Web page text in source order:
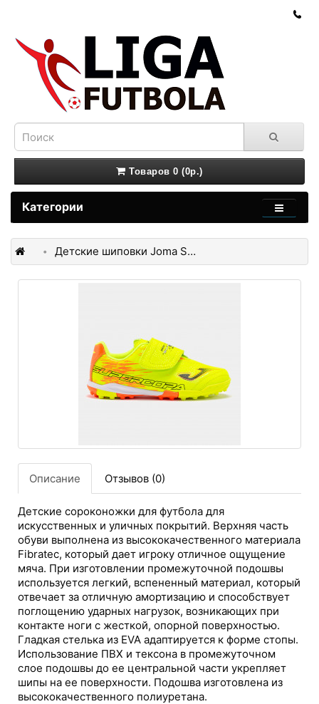
Товаров 0 (0р.)
Категории
Детские шиповки Joma SUPERCOPA SCJS2309TFV
Описание Отзывов (0)
Детские сороконожки для футбола для
искусственных и уличных покрытий. Верхняя часть
обуви выполнена из высококачественного материала
Fibratec, который дает игроку отличное ощущение
мяча. При изготовлении промежуточной подошвы
используется легкий, вспененный материал, который
отвечает за отличную амортизацию и способствует
поглощению ударных нагрузок, возникающих при
контакте ноги с жесткой, опорной поверхностью.
Гладкая стелька из EVA адаптируется к форме стопы.
Использование ПВХ и тексона в промежуточном
слое подошвы до ее центральной части укрепляет
шипы на ее поверхности. Подошва изготовлена из
высококачественного полиуретана.